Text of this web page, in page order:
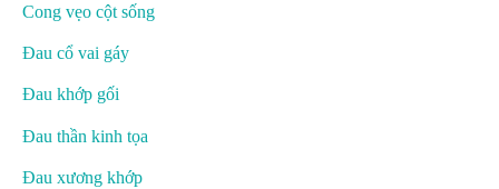
Cong vẹo cột sống
Đau cổ vai gáy
Đau khớp gối
Đau thần kinh tọa
Đau xương khớp